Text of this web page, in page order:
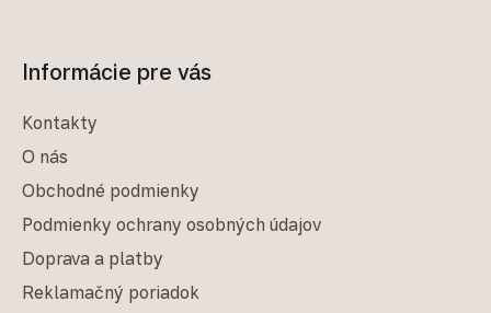
Informácie pre vás
Kontakty
O nás
Obchodné podmienky
Podmienky ochrany osobných údajov
Doprava a platby
Reklamačný poriadok